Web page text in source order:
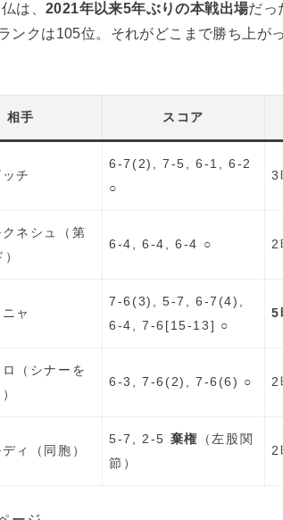
は、 2021年以来5年ぶりの本戦出場だっ
ンクは105位。それがどこまで勝ち上が
相手 スコア
チ
6-7(2), 7-5, 6-1, 6-2
○
3
ネシュ（第
6-4, 6-4, 6-4 ○ 2
ャ
7-6(3), 5-7, 6-7(4),
6-4, 7-6[15-13] ○
5
（シナーを
6-3, 7-6(2), 7-6(6) ○ 2
ィ（同胞）
5-7, 2-5 棄権 （左股関
節）
2